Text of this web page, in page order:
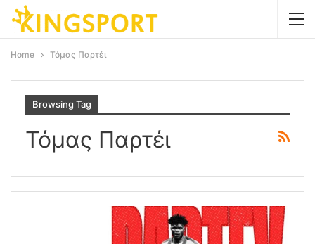
Home Τόμας Παρτέι
Browsing Tag
Τόμας Παρτέι